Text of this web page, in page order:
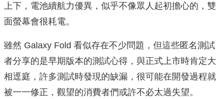
上下，電池續航力優異，似乎不像眾人起初擔心的，雙
面螢幕會很耗電。
雖然 Galaxy Fold 看似存在不少問題，但這些匿名測試
者分享的是早期版本的測試心得，與正式上市時肯定大
相逕庭，許多測試時發現的缺漏，很可能在開發過程就
被一一修正，觀望的消費者們或許不必太過失望。